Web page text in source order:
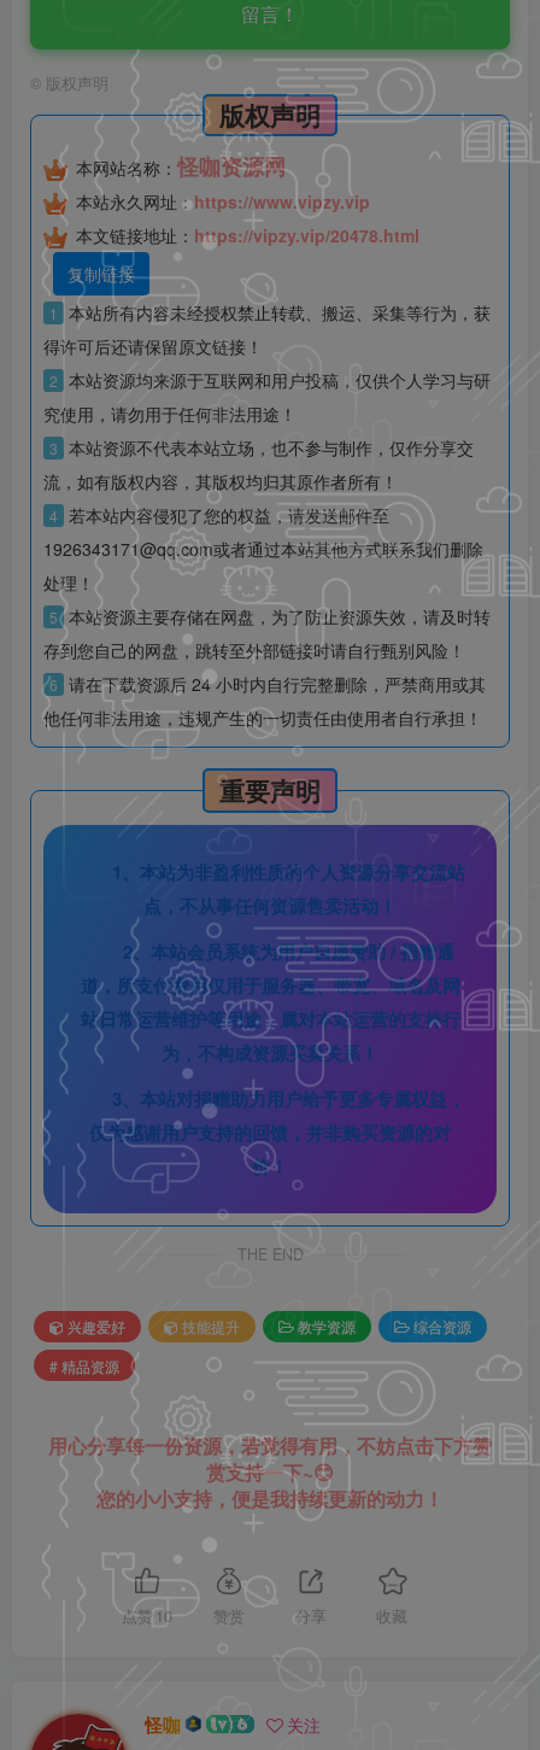
留言！
© 版权声明
版权声明
本网站名称：怪咖资源网
本站永久网址：https://www.vipzy.vip
本文链接地址： https://vipzy.vip/20478.html
复制链接
1
本站所有内容未经授权禁止转载、搬运、采集等行为，获
得许可后还请保留原文链接！
2 本站资源均来源于互联网和用户投稿，仅供个人学习与研
究使用，请勿用于任何非法用途！
3 本站资源不代表本站立场，也不参与制作，仅作分享交
流，如有版权内容，其版权均归其原作者所有！
4
若本站内容侵犯了您的权益，请发送邮件至
1926343171@qq.com或者通过本站其他方式联系我们删除
处理！
5 本站资源主要存储在网盘，为了防止资源失效，请及时转
存到您自己的网盘，跳转至外部链接时请自行甄别风险！
6 请在下载资源后 24 小时内自行完整删除，严禁商用或其
他任何非法用途，违规产生的一切责任由使用者自行承担！
重要声明
1、本站为非盈利性质的个人资源分享交流站
点，不从事任何资源售卖活动！
2、本站会员系统为用户自愿赞助 / 捐赠通
道，所支付费用仅用于服务器、带宽、域名及网
站日常运营维护等用途，属对本站运营的支持行
为，不构成资源买卖关系！
3、本站对捐赠助力用户给予更多专属权益，
仅为感谢用户支持的回馈，并非购买资源的对
价！
THE END
兴趣爱好 技能提升 教学资源
综合资源
# 精品资源
用心分享每一份资源，若觉得有用，不妨点击下方赞
赏支持一下~😊
您的小小支持，便是我持续更新的动力！
点赞 10 赞赏 分享 收藏
怪咖 关注